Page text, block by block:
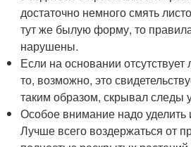
достаточно немного смять
тут же былую форму, то
нарушены.
Если на основании
то, возможно, это
таким образом, скрывал следы
Особое внимание надо уделить
Лучше всего воздержаться от